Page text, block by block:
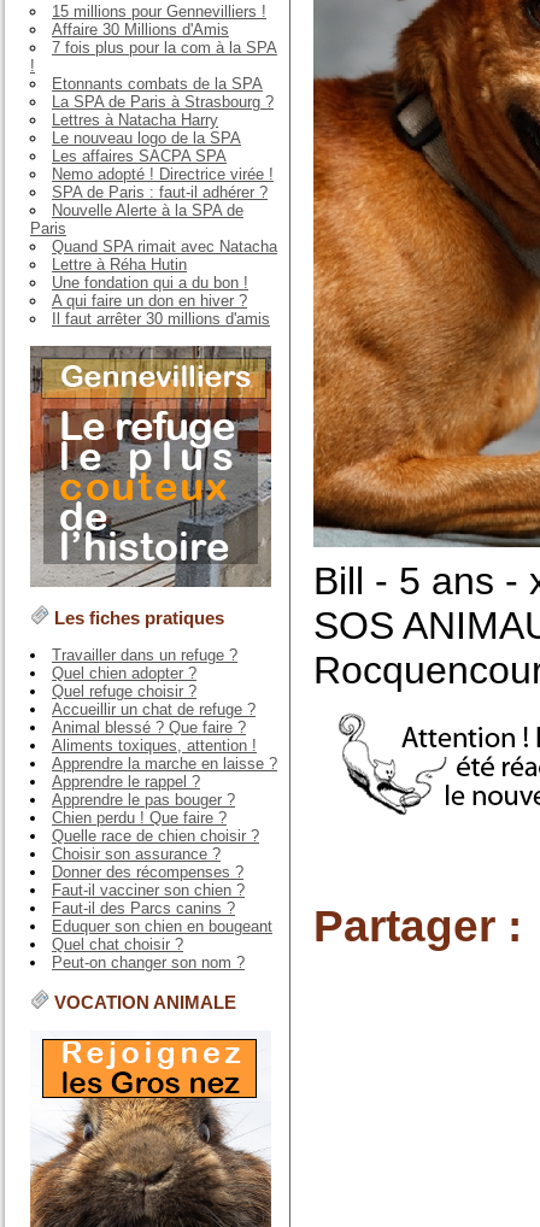
15 millions pour Gennevilliers !
Affaire 30 Millions d'Amis
7 fois plus pour la com à la SPA
!
Etonnants combats de la SPA
La SPA de Paris à Strasbourg ?
Lettres à Natacha Harry
Le nouveau logo de la SPA
Les affaires SACPA SPA
Nemo adopté ! Directrice virée !
SPA de Paris : faut-il adhérer ?
Nouvelle Alerte à la SPA de
Paris
Quand SPA rimait avec Natacha
Lettre à Réha Hutin
Une fondation qui a du bon !
A qui faire un don en hiver ?
Il faut arrêter 30 millions d'amis
Les fiches pratiques
Travailler dans un refuge ?
Quel chien adopter ?
Quel refuge choisir ?
Accueillir un chat de refuge ?
Animal blessé ? Que faire ?
Aliments toxiques, attention !
Apprendre la marche en laisse ?
Apprendre le rappel ?
Apprendre le pas bouger ?
Chien perdu ! Que faire ?
Quelle race de chien choisir ?
Choisir son assurance ?
Donner des récompenses ?
Faut-il vacciner son chien ?
Faut-il des Parcs canins ?
Eduquer son chien en bougeant
Quel chat choisir ?
Peut-on changer son nom ?
VOCATION ANIMALE
Bill - 5 ans -
SOS
Partager :